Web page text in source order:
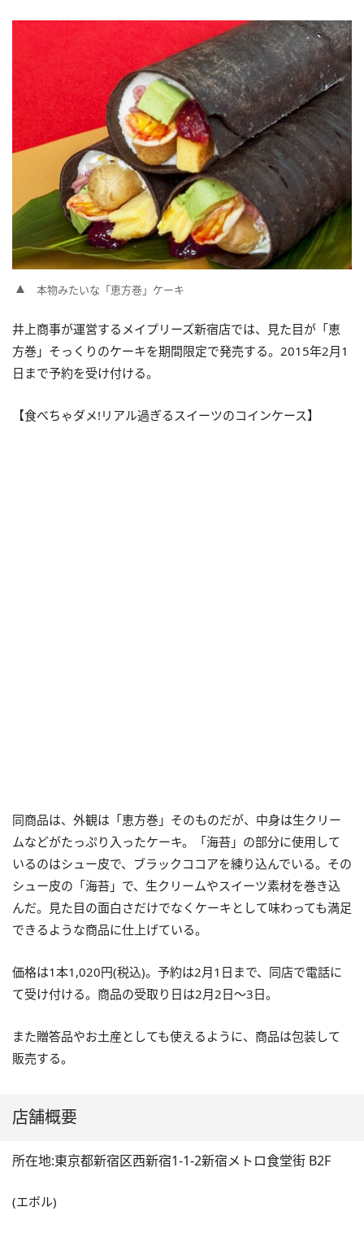
本物みたいな「恵方巻」ケーキ
井上商事が運営するメイプリーズ新宿店では、見た目が「恵
方巻」そっくりのケーキを期間限定で発売する。2015年2月1
日まで予約を受け付ける。
【食べちゃダメ!リアル過ぎるスイーツのコインケース】
同商品は、外観は「恵方巻」そのものだが、中身は生クリー
ムなどがたっぷり入ったケーキ。「海苔」の部分に使用して
いるのはシュー皮で、ブラックココアを練り込んでいる。その
シュー皮の「海苔」で、生クリームやスイーツ素材を巻き込
んだ。見た目の面白さだけでなくケーキとして味わっても満足
できるような商品に仕上げている。
価格は1本1,020円(税込)。予約は2月1日まで、同店で電話に
て受け付ける。商品の受取り日は2月2日～3日。
また贈答品やお土産としても使えるように、商品は包装して
販売する。
店舗概要
所在地:東京都新宿区西新宿1-1-2新宿メトロ食堂街 B2F
(エボル)